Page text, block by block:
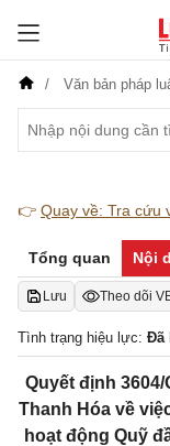
Văn bản pháp
👉 Quay về: Tra cứu
Tổng quan Nội
Lưu Theo dõi
Tình trạng hiệu lực: Đã
Quyết định
Thanh Hóa về
hoạt động Quỹ